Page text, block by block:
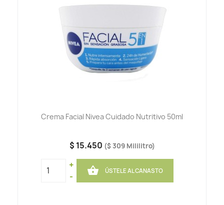
Crema Facial Nivea Cuidado Nutritivo 50ml
$ 15.450 ($ 309 Mililitro)
+
-
 ÚSTELE AL CANASTO